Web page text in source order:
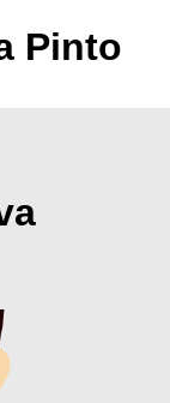
Pinto